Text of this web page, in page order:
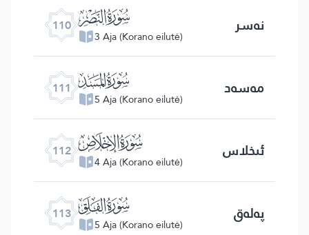
110 ﰛ
3 Aja (Korano eilutė) نەسر
111 ﰜ
5 Aja (Korano eilutė) مەسەد
112 ﰝ
4 Aja (Korano eilutė) ئىخلاس
113 ﰞ
5 Aja (Korano eilutė) پەلەق